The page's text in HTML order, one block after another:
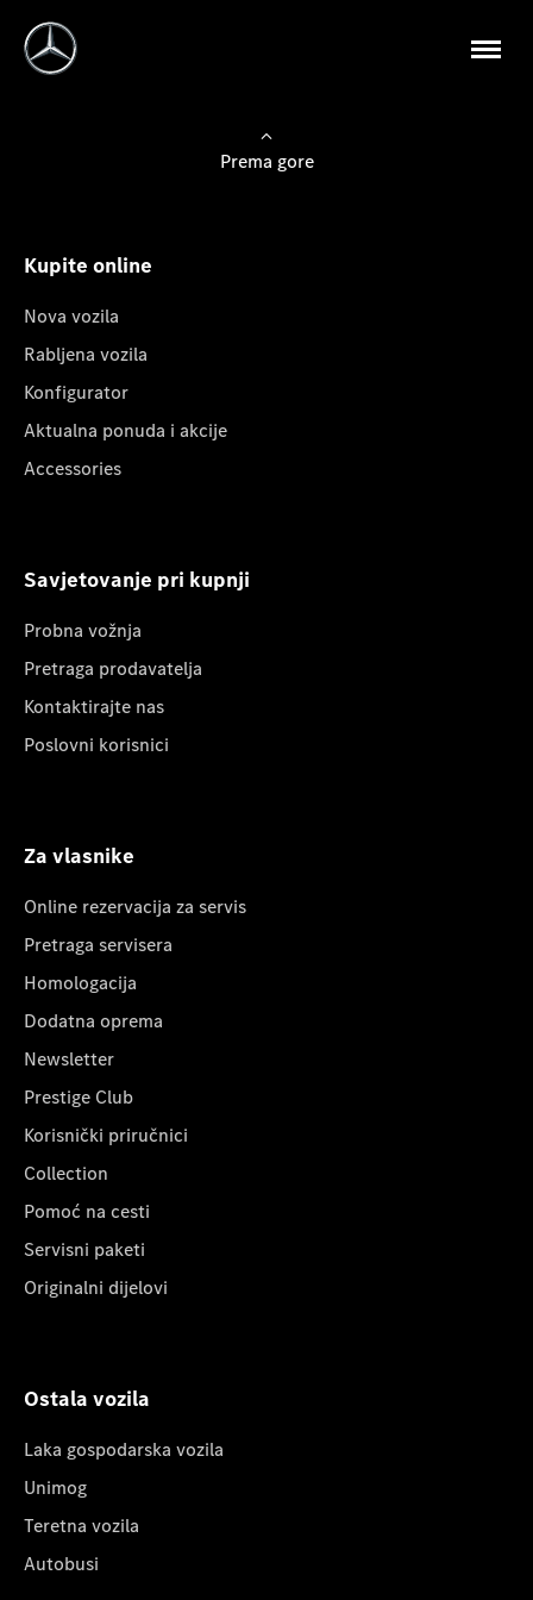
Prema gore
Kupite online
Nova vozila
Rabljena vozila
Konfigurator
Aktualna ponuda i akcije
Accessories
Savjetovanje pri kupnji
Probna vožnja
Pretraga prodavatelja
Kontaktirajte nas
Poslovni korisnici
Za vlasnike
Online rezervacija za servis
Pretraga servisera
Homologacija
Dodatna oprema
Newsletter
Prestige Club
Korisnički priručnici
Collection
Pomoć na cesti
Servisni paketi
Originalni dijelovi
Ostala vozila
Laka gospodarska vozila
Unimog
Teretna vozila
Autobusi